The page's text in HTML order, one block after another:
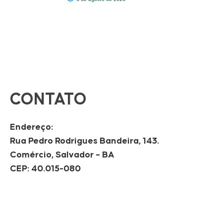
CONTATO
Endereço:
Rua Pedro Rodrigues Bandeira, 143.
Comércio, Salvador – BA
CEP: 40.015-080